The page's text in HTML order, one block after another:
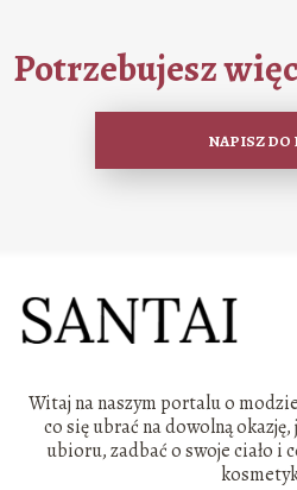
Potrzebujesz
NAPISZ DO
Witaj na naszym portalu o
co się ubrać na dowolną
ubioru, zadbać o swoje ciało i